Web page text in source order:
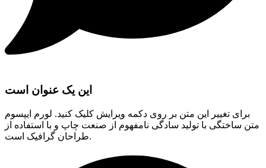
این یک عنوان است
برای تغییر این متن بر روی دکمه ویرایش کلیک کنید. لورم ایپسوم
متن ساختگی با تولید سادگی نامفهوم از صنعت چاپ و با استفاده از
طراحان گرافیک است.